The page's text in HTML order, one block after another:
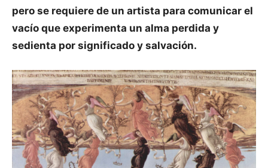
pero se requiere de un artista para comunicar el
vacío que experimenta un alma perdida y
sedienta por significado y salvación.